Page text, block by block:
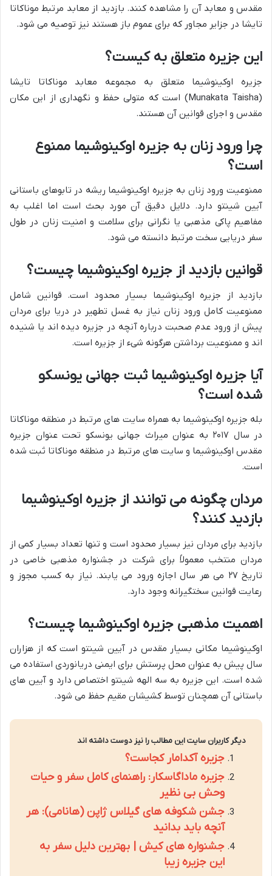
مقدس و معابد آن را مشاهده کنند. بازدید از معابد مرتبط موناکاتا
تایشا در جزایر مجاور که برای عموم باز هستند نیز توصیه می شود.
این جزیره متعلق به کیست؟
جزیره اوکینوشیما متعلق به مجموعه معابد موناکاتا تایشا
(Munakata Taisha) است که متولی حفظ و نگهداری از این مکان
مقدس و اجرای قوانین آن هستند.
چرا ورود زنان به جزیره اوکینوشیما ممنوع
است؟
ممنوعیت ورود زنان به جزیره اوکینوشیما ریشه در تابوهای باستانی
آیین شینتو دارد. دلایل دقیق آن مورد بحث است اما اغلب به
مفاهیم پاکی مذهبی یا نگرانی برای سلامت و امنیت زنان در طول
سفر دریایی سخت مرتبط دانسته می شود.
قوانین بازدید از جزیره اوکینوشیما چیست؟
بازدید از جزیره اوکینوشیما بسیار محدود است. قوانین شامل
ممنوعیت کامل ورود زنان نیاز به غسل تطهیر در دریا برای مردان
پیش از ورود عدم صحبت درباره آنچه در جزیره دیده اند یا شنیده
اند و ممنوعیت برداشتن هرگونه شیء از جزیره است.
آیا جزیره اوکینوشیما ثبت جهانی یونسکو
شده است؟
بله جزیره اوکینوشیما به همراه سایت های مرتبط در منطقه موناکاتا
در سال ۲۰۱۷ به عنوان میراث جهانی یونسکو تحت عنوان جزیره
مقدس اوکینوشیما و سایت های مرتبط در منطقه موناکاتا ثبت شده
است.
مردان چگونه می توانند از جزیره اوکینوشیما
بازدید کنند؟
بازدید برای مردان نیز بسیار محدود است و تنها تعداد بسیار کمی از
مردان منتخب معمولاً برای شرکت در جشنواره مذهبی خاصی در
تاریخ ۲۷ می هر سال اجازه ورود می یابند. نیاز به کسب مجوز و
رعایت قوانین سختگیرانه وجود دارد.
اهمیت مذهبی جزیره اوکینوشیما چیست؟
اوکینوشیما مکانی بسیار مقدس در آیین شینتو است که از هزاران
سال پیش به عنوان محل پرستش برای ایمنی دریانوردی استفاده می
شده است. این جزیره به سه الهه شینتو اختصاص دارد و آیین های
باستانی آن همچنان توسط کشیشان مقیم حفظ می شود.
دیگر کاربران سایت این مطالب را نیز دوست داشته اند
جزیره آکدامار کجاست؟
جزیره ماداگاسکار: راهنمای کامل سفر و حیات
وحش بی نظیر
جشن شکوفه های گیلاس ژاپن (هانامی): هر
آنچه باید بدانید
جشنواره های کیش | بهترین دلیل سفر به
این جزیره زیبا